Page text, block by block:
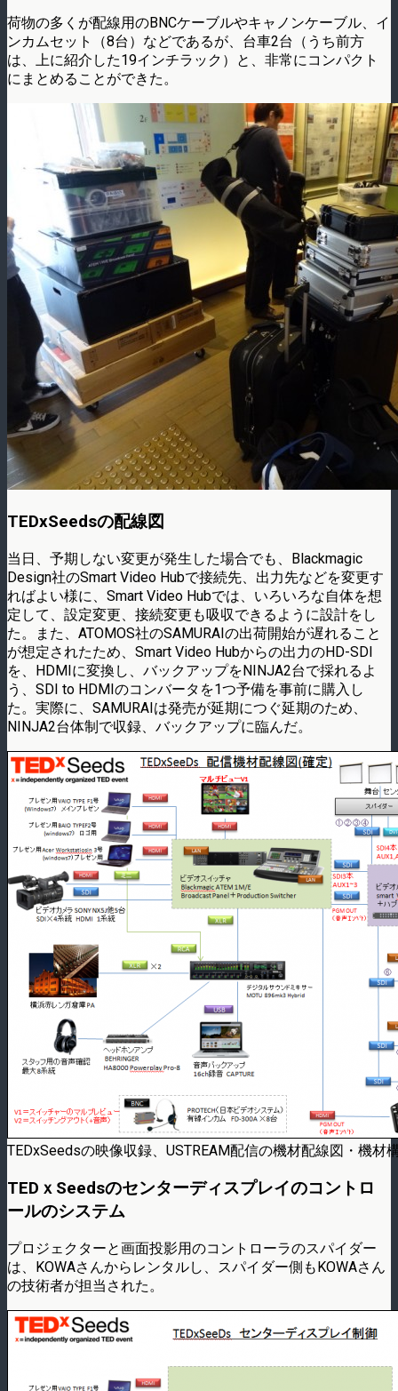
荷物の多くが配線用のBNCケーブルやキャノンケーブル、イ
ンカムセット（8台）などであるが、台車2台（うち前方
は、上に紹介した19インチラック）と、非常にコンパクト
にまとめることができた。
TEDxSeedsの配線図
当日、予期しない変更が発生した場合でも、Blackmagic
Design社のSmart Video Hubで接続先、出力先などを変更す
ればよい様に、Smart Video Hubでは、いろいろな自体を想
定して、設定変更、接続変更も吸収できるように設計をし
た。また、ATOMOS社のSAMURAIの出荷開始が遅れること
が想定されたため、Smart Video Hubからの出力のHD-SDI
を、HDMIに変換し、バックアップをNINJA2台で採れるよ
う、SDI to HDMIのコンバータを1つ予備を事前に購入し
た。実際に、SAMURAIは発売が延期につぐ延期のため、
NINJA2台体制で収録、バックアップに臨んだ。
TEDxSeedsの映像収録、USTREAM配信の機材配線図・機材
TEDｘSeedsのセンターディスプレイのコントロ
ールのシステム
プロジェクターと画面投影用のコントローラのスパイダー
は、KOWAさんからレンタルし、スパイダー側もKOWAさん
の技術者が担当された。